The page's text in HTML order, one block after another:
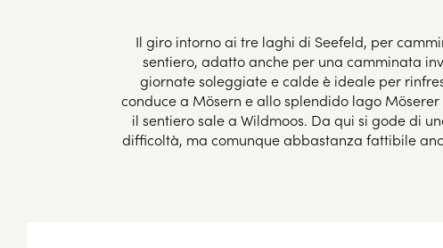
Il giro intorno ai tre laghi di Seefeld, per
sentiero, adatto anche per una camminata
giornate soleggiate e calde è ideale per
conduce a Mösern e allo splendido lago
il sentiero sale a Wildmoos. Da qui si gode di
difficoltà, ma comunque abbastanza fattibile